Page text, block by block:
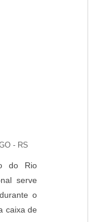
- RS
do Rio
serve
o
caixa de